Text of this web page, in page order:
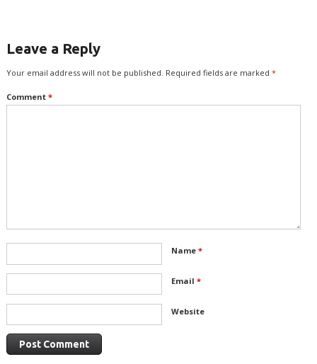
Leave a Reply
Your email address will not be published. Required fields are marked *
Comment *
Name *
Email *
Website